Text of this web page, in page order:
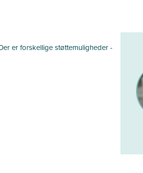
er forskellige støttemuligheder -